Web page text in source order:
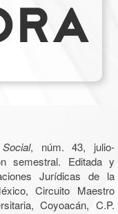
, núm. 43, julio-
semestral. Editada y
Jurídicas de la
Circuito Maestro
Coyoacán, C.P.